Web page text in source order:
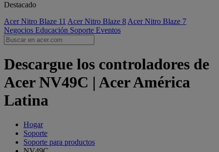
Destacado
Acer Nitro Blaze 11 Acer Nitro Blaze 8 Acer Nitro Blaze 7
Negocios Educación Soporte Eventos
Descargue los controladores de
Acer NV49C | Acer América
Latina
Hogar
Soporte
Soporte para productos